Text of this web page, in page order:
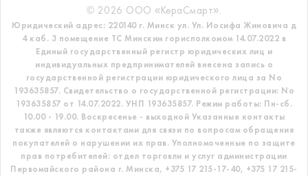
© 2026 ООО «КераСмарт».
Юридический адрес: 220140 г. Минск ул. Ул. Иосифа Жиновича д
4 каб. 3 помещение ТС Минским горисполкомом 14.07.2022 в
Единый государственный регистр юридических лиц и
индивидуальных предпринимателей внесена запись о
государственной регистрации юридического лица за No
193635857. Свидетельство о государственной регистрации: No
193635857 от 14.07.2022. УНП 193635857. Режим работы: Пн-сб.
10.00 - 19.00. Воскресенье - выходной Указанные контакты
также являются контактами для связи по вопросам обращения
покупателей о нарушении их прав. Уполномоченные по защите
прав потребителей: отдел торговли и услуг администрации
Первомайского района г. Минска, +375 17 215-17-40, +375 17 215-